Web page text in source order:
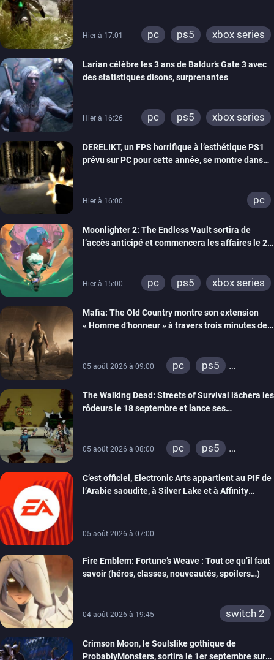
Hier à 17:01 pc ps5 xbox series
Larian célèbre les 3 ans de Baldur’s Gate 3 avec
des statistiques disons, surprenantes
Hier à 16:26 pc ps5 xbox series
DERELIKT, un FPS horrifique à l’esthétique PS1
prévu sur PC pour cette année, se montre dans
Hier à 16:00 pc
Moonlighter 2: The Endless Vault sortira de
l’accès anticipé et commencera les affaires le 2
Hier à 15:00 pc ps5 xbox series
Mafia: The Old Country montre son extension
« Homme d’honneur » à travers trois minutes de
05 août 2026 à 09:00 pc
ps5
The Walking Dead: Streets of Survival lâchera les
rôdeurs le 18 septembre et lance ses
05 août 2026 à 08:00 pc
ps5
switch
switch 2
C’est officiel, Electronic Arts appartient au PIF de
l’Arabie saoudite, à Silver Lake et à Affinity
05 août 2026 à 07:00
Fire Emblem: Fortune’s Weave : Tout ce qu’il faut
savoir (héros, classes, nouveautés, spoilers…)
04 août 2026 à 19:45 switch 2
Crimson Moon, le Soulslike gothique de
ProbablyMonsters, sortira le 1er septembre sur